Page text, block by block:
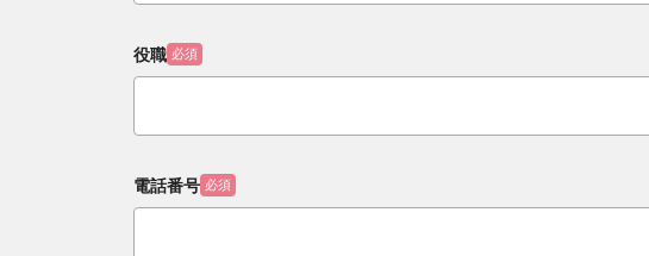
役職 必須
電話番号 必須